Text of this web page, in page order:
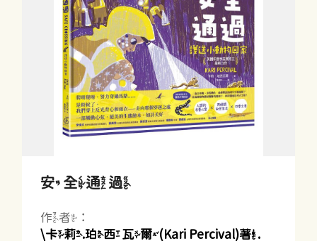
安全通過
作者：
\卡莉.珀西瓦爾(Kari Percival)著.